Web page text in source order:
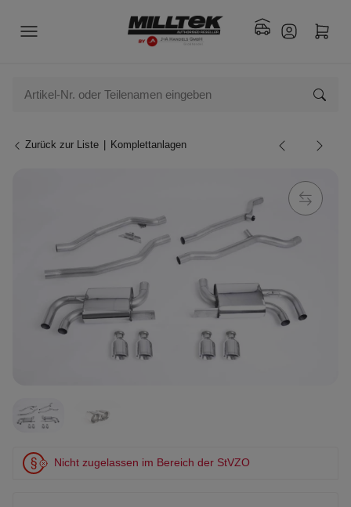
Zurück zur Liste Komplettanlagen
Nicht zugelassen im Bereich der StVZO